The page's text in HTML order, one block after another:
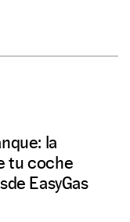
la
tu coche
EasyGas